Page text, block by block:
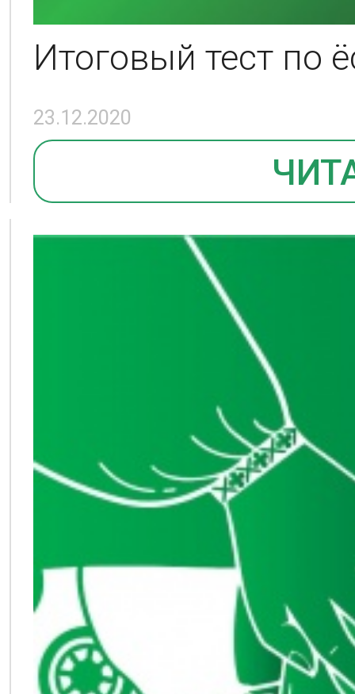
Итоговый тест по
23.12.2020